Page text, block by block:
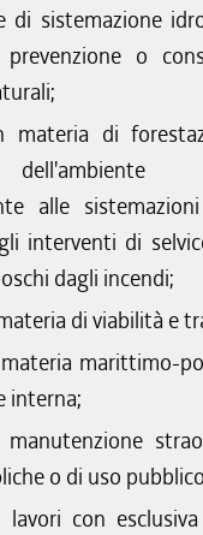
di sistemazione
o
materia di
alle
interventi di
dagli incendi;
di viabilità e
marittimo-
interna;
o di uso
lavori con